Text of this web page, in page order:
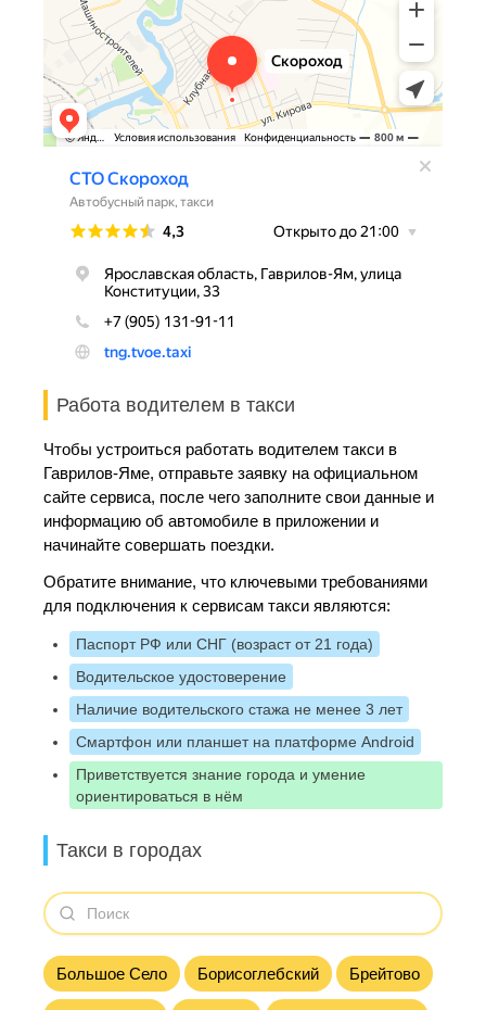
Работа водителем в такси
Чтобы устроиться работать водителем такси в
Гаврилов-Яме, отправьте заявку на официальном
сайте сервиса, после чего заполните свои данные и
информацию об автомобиле в приложении и
начинайте совершать поездки.
Обратите внимание, что ключевыми требованиями
для подключения к сервисам такси являются:
Паспорт РФ или СНГ (возраст от 21 года)
Водительское удостоверение
Наличие водительского стажа не менее 3 лет
Смартфон или планшет на платформе Android
Приветствуется знание города и умение
ориентироваться в нём
Такси в городах
Большое Село Борисоглебский Брейтово